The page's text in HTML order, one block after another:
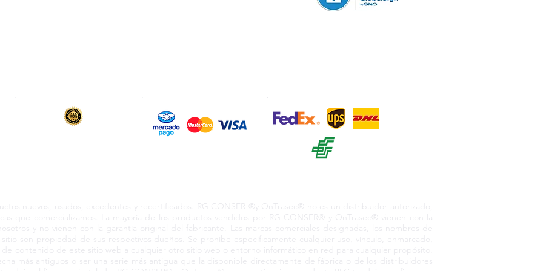
nuevos, usados, excedentes y recertificados. RG CONSER ®y OnTrasec® no es un distribuidor autorizado,
que comercializamos. La mayoría de los productos vendidos por RG CONSER® y OnTrasec® vienen con la
y no vienen con la garantía original del fabricante. Las marcas comerciales designadas, los nombres de
sitio son propiedad de sus respectivos dueños. Se prohíbe específicamente cualquier uso, vínculo, enmarcado,
de contenido de este sitio web a cualquier otro sitio web o entorno informático en red para cualquier propósito.
más antiguos o ser una serie más antigua que la disponible directamente de fábrica o de los distribuidores